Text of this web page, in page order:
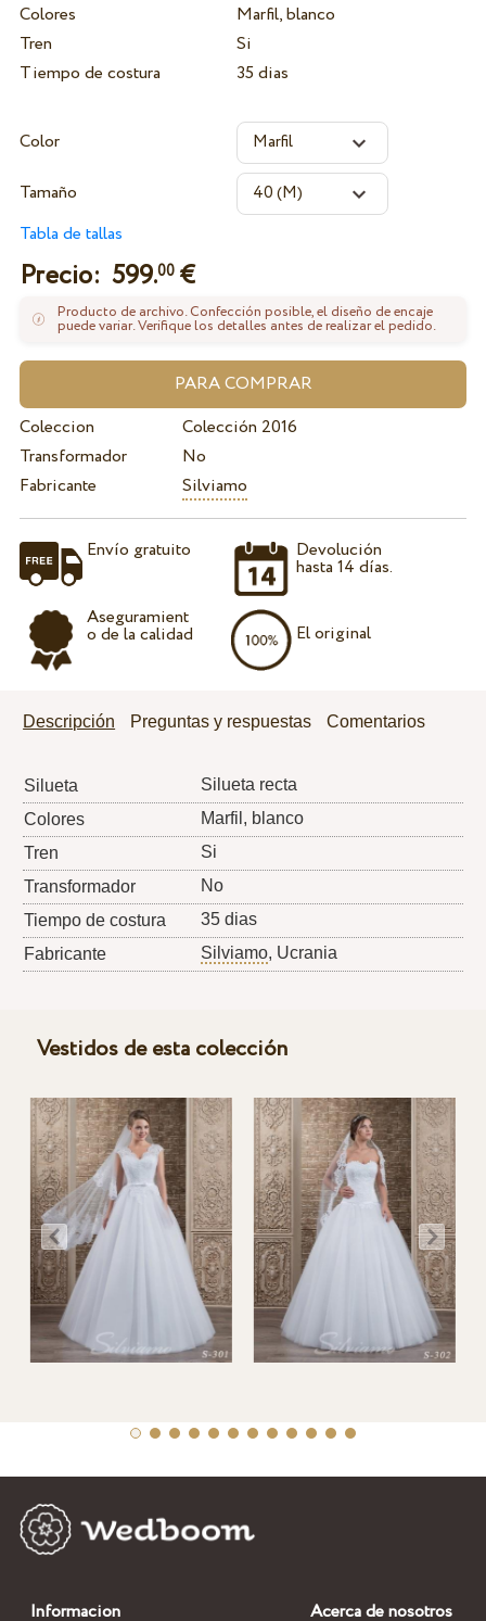
Colores
Marfil, blanco
Tren
Si
Tiempo de costura
35 dias
Color
Tamaño
Tabla de tallas
Precio: 599.00€
Producto de archivo. Confección posible, el diseño de encaje
puede variar. Verifique los detalles antes de realizar el pedido.
Coleccion
Colección 2016
Transformador
No
Fabricante
Silviamo
Envío gratuito
Aseguramient
o de la calidad
Devolución
hasta 14 días.
El original
Descripción Preguntas y respuestas Comentarios
Silueta
Silueta recta
Colores
Marfil, blanco
Tren
Si
Transformador
No
Tiempo de costura
35 dias
Fabricante
Silviamo, Ucrania
Vestidos de esta colección
Informacion Acerca de nosotros